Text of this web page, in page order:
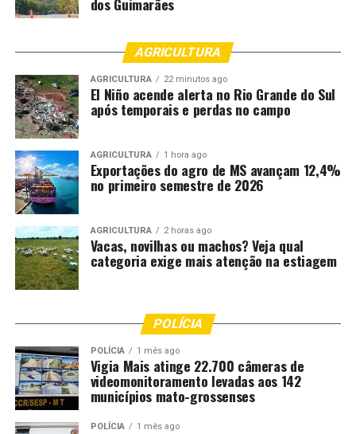
AGRICULTURA
AGRICULTURA 22 minutos ago
El Niño acende alerta no Rio Grande do Sul
após temporais e perdas no campo
AGRICULTURA 1 hora ago
Exportações do agro de MS avançam 12,4%
no primeiro semestre de 2026
AGRICULTURA 2 horas ago
Vacas, novilhas ou machos? Veja qual
categoria exige mais atenção na estiagem
POLÍCIA
POLÍCIA 1 mês ago
Vigia Mais atinge 22.700 câmeras de
videomonitoramento levadas aos 142
municípios mato-grossenses
POLÍCIA 1 mês ago